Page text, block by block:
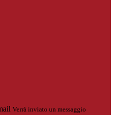
Verrà inviato un messaggio